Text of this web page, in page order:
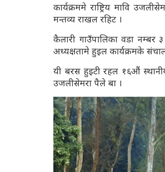
कार्यक्रममे राष्ट्रिय मावि
मन्तव्य राखल रहिट ।
कैलारी गाउँपालिका वडा
अध्यक्षतामे हुइल कार्यक्रमके
यी बरस हुइटी रहल १६औं स्थानीय
उजलीसेमरा पैले बा ।